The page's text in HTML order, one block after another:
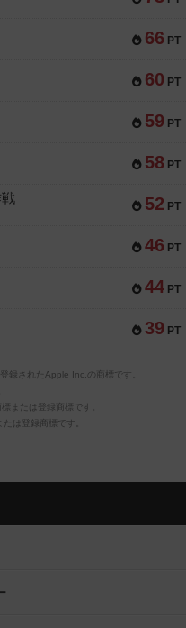
66 PT
60 PT
59 PT
58 PT
52 PT
46 PT
44 PT
39 PT
録されたApple Inc.の商標です。
または登録商標です。
は登録商標です。